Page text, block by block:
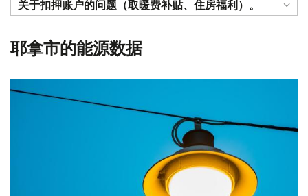
关于扣押账户的问题（取暖费补贴、住房福利）。
耶拿市的能源数据